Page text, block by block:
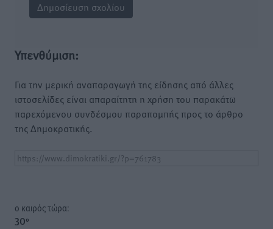
Υπενθύμιση:
Για την μερική αναπαραγωγή της είδησης από άλλες
ιστοσελίδες είναι απαραίτητη η χρήση του παρακάτω
παρεχόμενου συνδέσμου παραπομπής προς το άρθρο
της Δημοκρατικής.
o καιρός τώρα:
30°